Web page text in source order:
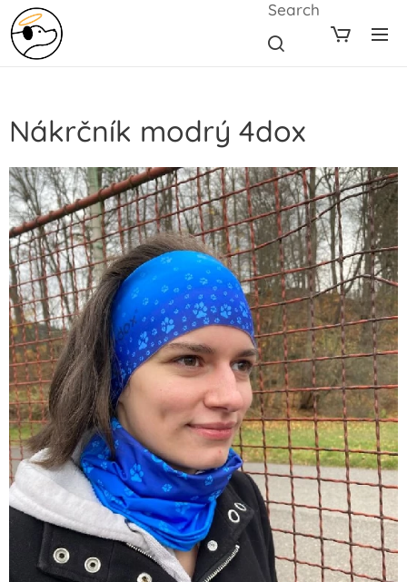
Search
Nákrčník modrý 4dox